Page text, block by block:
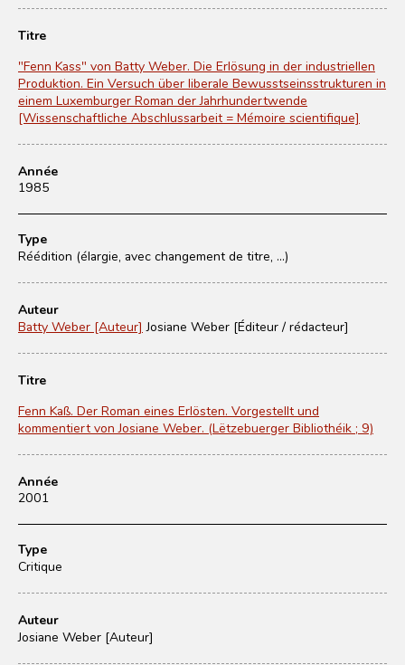
Titre
"Fenn Kass" von Batty Weber. Die Erlösung in der industriellen
Produktion. Ein Versuch über liberale Bewusstseinsstrukturen in
einem Luxemburger Roman der Jahrhundertwende
[Wissenschaftliche Abschlussarbeit = Mémoire scientifique]
Année
1985
Type
Réédition (élargie, avec changement de titre, ...)
Auteur
Batty Weber [Auteur] Josiane Weber [Éditeur / rédacteur]
Titre
Fenn Kaß. Der Roman eines Erlösten. Vorgestellt und
kommentiert von Josiane Weber. (Lëtzebuerger Bibliothéik ; 9)
Année
2001
Type
Critique
Auteur
Josiane Weber [Auteur]